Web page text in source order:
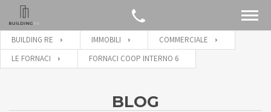
BUILDING RE IMMOBILI
COMMERCIALE
LE FORNACI
FORNACI COOP INTERNO 6
BLOG